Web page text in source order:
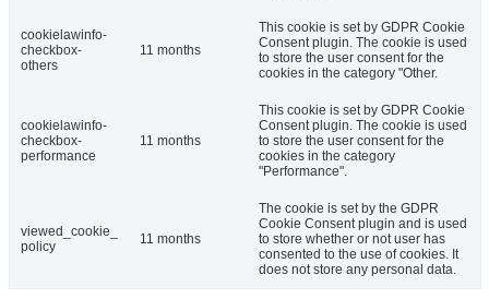
cookielawinfo-
checkbox-
others
11 months
This cookie is set by GDPR Cookie
Consent plugin. The cookie is used
to store the user consent for the
cookies in the category "Other.
cookielawinfo-
checkbox-
performance
11 months
This cookie is set by GDPR Cookie
Consent plugin. The cookie is used
to store the user consent for the
cookies in the category
"Performance".
viewed_cookie_
policy
11 months
The cookie is set by the GDPR
Cookie Consent plugin and is used
to store whether or not user has
consented to the use of cookies. It
does not store any personal data.